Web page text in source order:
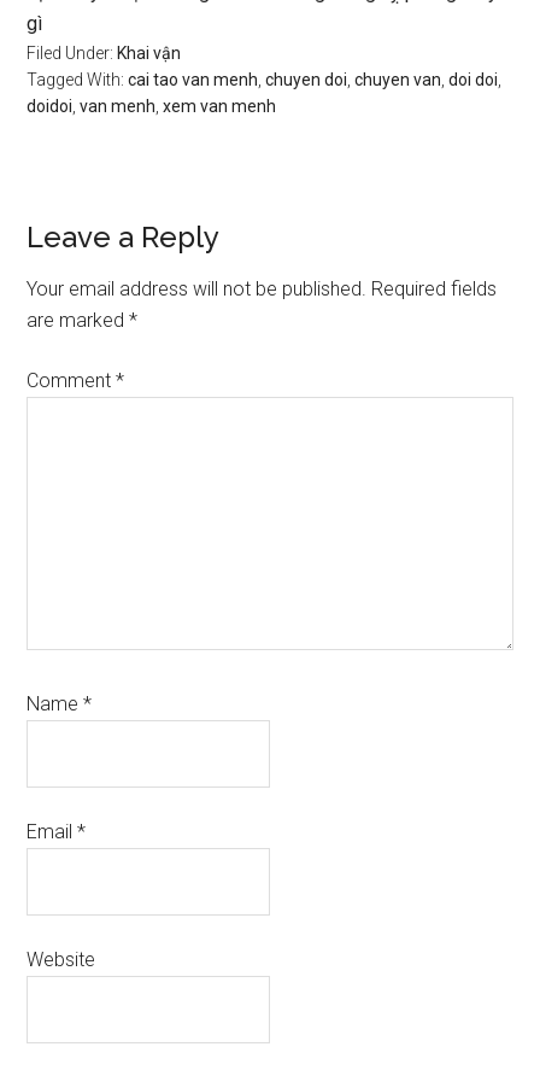
gì
Filed Under: Khai vận
Tagged With:cai tao van menh ,chuyen doi ,chuyen van ,doi doi
doidoi ,van menh ,xem van menh
Reader
Interactions
Leave a Reply
Your email address will not be published. Required fields
are marked*
Comment*
Name*
Email*
Website